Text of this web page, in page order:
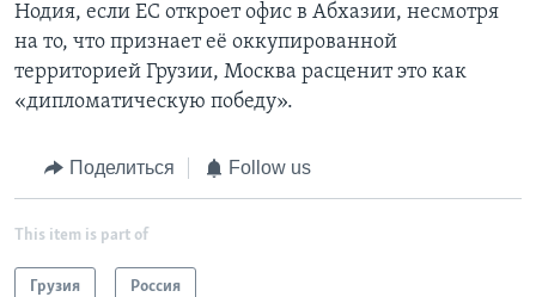
Нодия, если ЕС откроет офис в Абхазии, несмотря
на то, что признает её оккупированной
территорией Грузии, Москва расценит это как
«дипломатическую победу».
Поделиться Follow us
This item is part of
Грузия Россия